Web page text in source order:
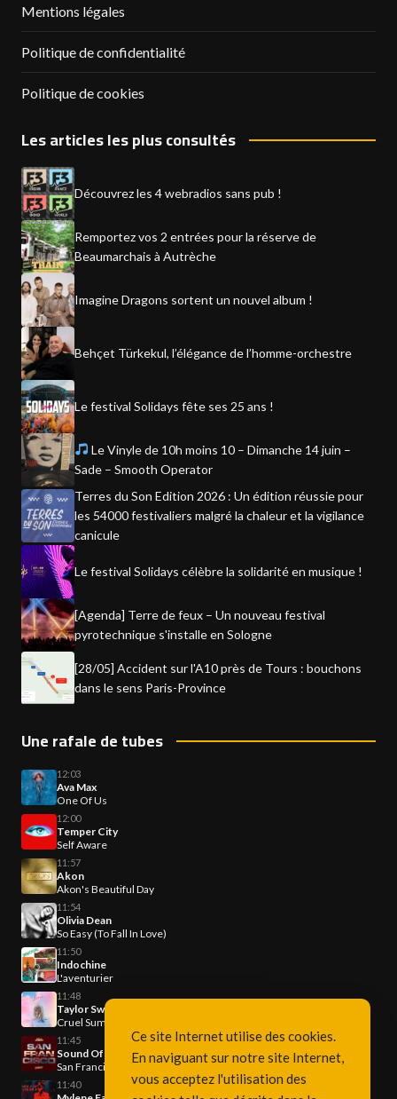
Mentions légales
Politique de confidentialité
Politique de cookies
Les articles les plus consultés
Découvrez les 4 webradios sans pub !
Remportez vos 2 entrées pour la réserve de
Beaumarchais à Autrèche
Imagine Dragons sortent un nouvel album !
Behçet Türkekul, l’élégance de l’homme-orchestre
Le festival Solidays fête ses 25 ans !
Le Vinyle de 10h moins 10 – Dimanche 14 juin –
Sade – Smooth Operator
Terres du Son Edition 2026 : Un édition réussie pour
les 54000 festivaliers malgré la chaleur et la vigilance
canicule
Le festival Solidays célèbre la solidarité en musique !
[Agenda] Terre de feux – Un nouveau festival
pyrotechnique s'installe en Sologne
[28/05] Accident sur l'A10 près de Tours : bouchons
dans le sens Paris-Province
Une rafale de tubes
12:03
Ava Max
One Of Us
12:00
Temper City
Self Aware
11:57
Akon
Akon's Beautiful Day
11:54
Olivia Dean
So Easy (To Fall In Love)
11:50
Indochine
L'aventurier
11:48
Taylor Swift
Cruel Summer
11:45
Sound Of Legend
San Francisco
11:40
Ce site Internet utilise des cookies.
En naviguant sur notre site Internet,
vous acceptez l'utilisation des